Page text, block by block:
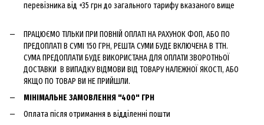
перевізника від +35 грн до загального тарифу вказаного вище
ПРАЦЮЄМО ТІЛЬКИ ПРИ ПОВНІЙ ОПЛАТІ НА РАХУНОК ФОП, АБО ПО
ПРЕДОПЛАТІ В СУМІ 150 ГРН, РЕШТА СУМИ БУДЕ ВКЛЮЧЕНА В ТТН.
СУМА ПРЕДОПЛАТИ БУДЕ ВИКОРИСТАНА ДЛЯ ОПЛАТИ ЗВОРОТНЬОЇ
ДОСТАВКИ В ВИПАДКУ ВІДМОВИ ВІД ТОВАРУ НАЛЕЖНОЇ ЯКОСТІ, АБО
ЯКЩО ПО ТОВАР ВИ НЕ ПРИЙШЛИ.
МІНІМАЛЬНЕ ЗАМОВЛЕННЯ "400" ГРН
Оплата після отримання в відділенні пошти